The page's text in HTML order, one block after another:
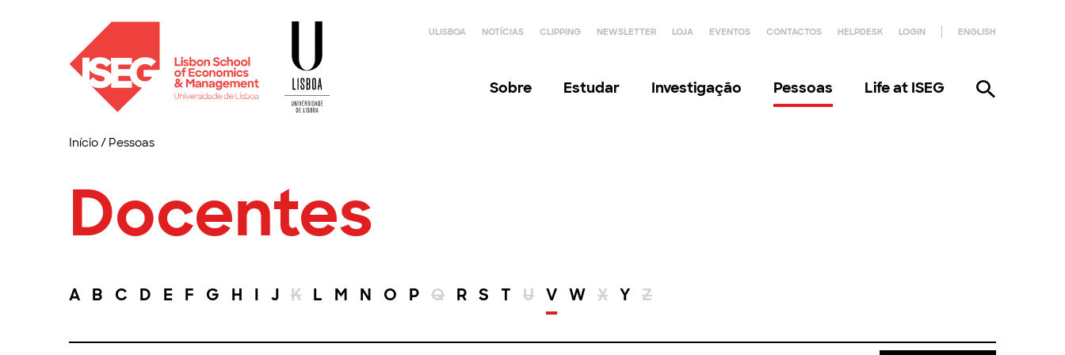
ULISBOA NOTÍCIAS CLIPPING NEWSLETTER LOJA EVENTOS CONTACTOS HELPDESK LOGIN ENGLISH
Sobre Estudar Investigação Pessoas Life at ISEG
Início/ Pessoas
Docentes
A B C D E F G H I J K L M N O P Q R S T U V W X Y Z